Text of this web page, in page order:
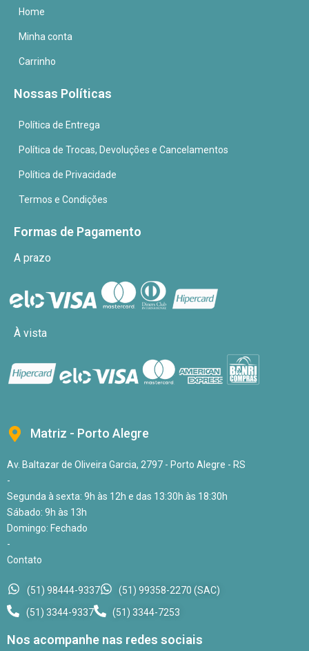
Home
Minha conta
Carrinho
Nossas Políticas
Política de Entrega
Política de Trocas, Devoluções e Cancelamentos
Política de Privacidade
Termos e Condições
Formas de Pagamento
A prazo
À vista
Matriz - Porto Alegre
Av. Baltazar de Oliveira Garcia, 2797 - Porto Alegre - RS
-
Segunda à sexta: 9h às 12h e das 13:30h às 18:30h
Sábado: 9h às 13h
Domingo: Fechado
-
Contato
(51) 98444-9337
(51) 99358-2270 (SAC)
(51) 3344-9337
(51) 3344-7253
Nos acompanhe nas redes sociais